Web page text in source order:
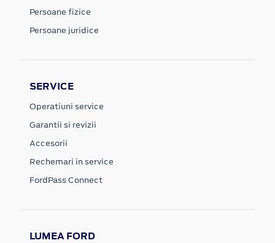
Persoane fizice
Persoane juridice
SERVICE
Operatiuni service
Garantii si revizii
Accesorii
Rechemari in service
FordPass Connect
LUMEA FORD